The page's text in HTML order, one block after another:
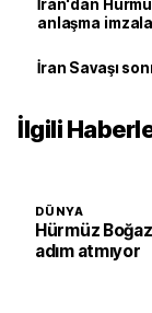
İran'dan
anlaşma
İran Savaşı
İlgili
DÜNYA
Hürmüz
adım atmıyor